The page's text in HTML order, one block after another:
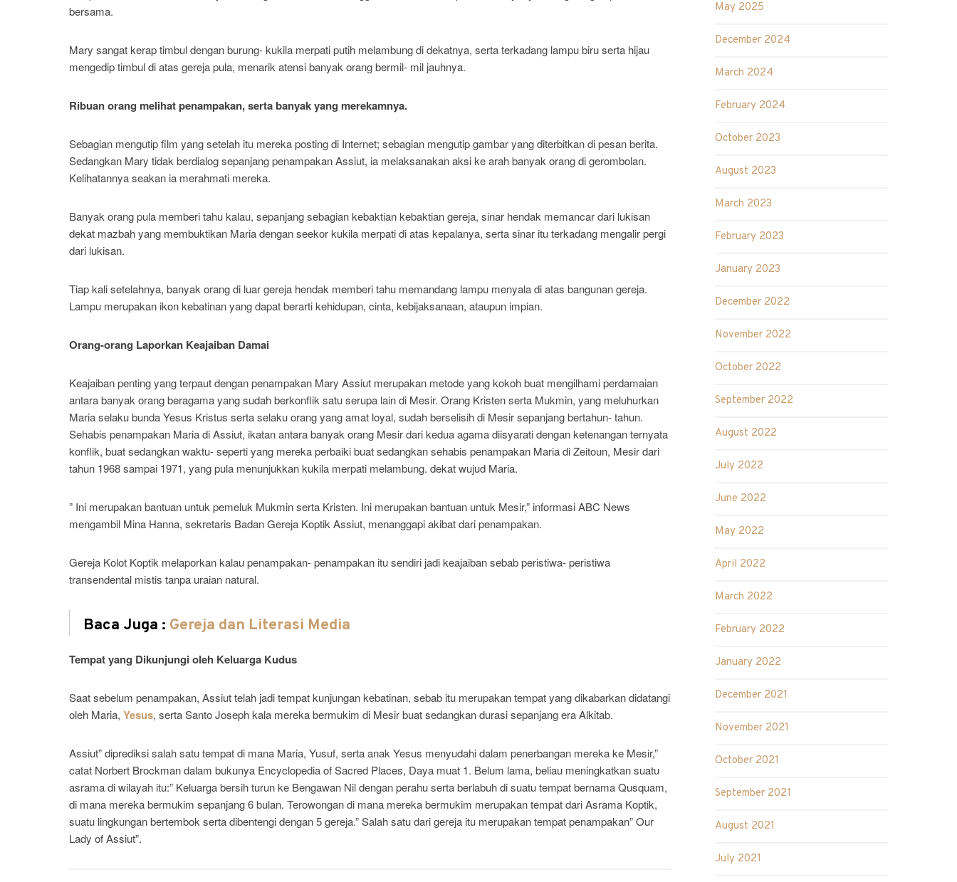
bersama.
Mary sangat kerap timbul dengan burung- kukila merpati putih melambung di dekatnya, serta terkadang lampu biru serta hijau
mengedip timbul di atas gereja pula, menarik atensi banyak orang bermil- mil jauhnya.
Ribuan orang melihat penampakan, serta banyak yang merekamnya.
Sebagian mengutip film yang setelah itu mereka posting di Internet; sebagian mengutip gambar yang diterbitkan di pesan berita.
Sedangkan Mary tidak berdialog sepanjang penampakan Assiut, ia melaksanakan aksi ke arah banyak orang di gerombolan.
Kelihatannya seakan ia merahmati mereka.
Banyak orang pula memberi tahu kalau, sepanjang sebagian kebaktian kebaktian gereja, sinar hendak memancar dari lukisan
dekat mazbah yang membuktikan Maria dengan seekor kukila merpati di atas kepalanya, serta sinar itu terkadang mengalir pergi
dari lukisan.
Tiap kali setelahnya, banyak orang di luar gereja hendak memberi tahu memandang lampu menyala di atas bangunan gereja.
Lampu merupakan ikon kebatinan yang dapat berarti kehidupan, cinta, kebijaksanaan, ataupun impian.
Orang-orang Laporkan Keajaiban Damai
Keajaiban penting yang terpaut dengan penampakan Mary Assiut merupakan metode yang kokoh buat mengilhami perdamaian
antara banyak orang beragama yang sudah berkonflik satu serupa lain di Mesir. Orang Kristen serta Mukmin, yang meluhurkan
Maria selaku bunda Yesus Kristus serta selaku orang yang amat loyal, sudah berselisih di Mesir sepanjang bertahun- tahun.
Sehabis penampakan Maria di Assiut, ikatan antara banyak orang Mesir dari kedua agama diisyarati dengan ketenangan ternyata
konflik, buat sedangkan waktu- seperti yang mereka perbaiki buat sedangkan sehabis penampakan Maria di Zeitoun, Mesir dari
tahun 1968 sampai 1971, yang pula menunjukkan kukila merpati melambung. dekat wujud Maria.
” Ini merupakan bantuan untuk pemeluk Mukmin serta Kristen. Ini merupakan bantuan untuk Mesir,” informasi ABC News
mengambil Mina Hanna, sekretaris Badan Gereja Koptik Assiut, menanggapi akibat dari penampakan.
Gereja Kolot Koptik melaporkan kalau penampakan- penampakan itu sendiri jadi keajaiban sebab peristiwa- peristiwa
transendental mistis tanpa uraian natural.
Baca Juga : Gereja dan Literasi Media
Tempat yang Dikunjungi oleh Keluarga Kudus
Saat sebelum penampakan, Assiut telah jadi tempat kunjungan kebatinan, sebab itu merupakan tempat yang dikabarkan didatangi
oleh Maria,Yesus, serta Santo Joseph kala mereka bermukim di Mesir buat sedangkan durasi sepanjang era Alkitab.
Assiut” diprediksi salah satu tempat di mana Maria, Yusuf, serta anak Yesus menyudahi dalam penerbangan mereka ke Mesir,”
catat Norbert Brockman dalam bukunya Encyclopedia of Sacred Places, Daya muat 1. Belum lama, beliau meningkatkan suatu
asrama di wilayah itu:” Keluarga bersih turun ke Bengawan Nil dengan perahu serta berlabuh di suatu tempat bernama Qusquam,
di mana mereka bermukim sepanjang 6 bulan. Terowongan di mana mereka bermukim merupakan tempat dari Asrama Koptik,
suatu lingkungan bertembok serta dibentengi dengan 5 gereja.” Salah satu dari gereja itu merupakan tempat penampakan” Our
Lady of Assiut”.
May 2025
December 2024
March 2024
February 2024
October 2023
August 2023
March 2023
February 2023
January 2023
December 2022
November 2022
October 2022
September 2022
August 2022
July 2022
June 2022
May 2022
April 2022
March 2022
February 2022
January 2022
December 2021
November 2021
October 2021
September 2021
August 2021
July 2021